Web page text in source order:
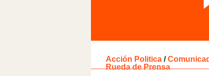
Acción Politica /
Rueda de Prensa